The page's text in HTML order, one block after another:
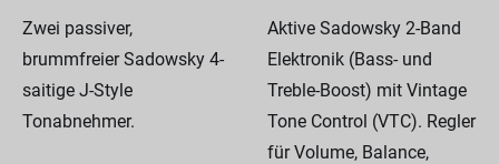
Zwei passiver,
brummfreier Sadowsky 4-
saitige J-Style
Tonabnehmer.
Aktive Sadowsky 2-Band
Elektronik (Bass- und
Treble-Boost) mit Vintage
Tone Control (VTC). Regler
für Volume, Balance,